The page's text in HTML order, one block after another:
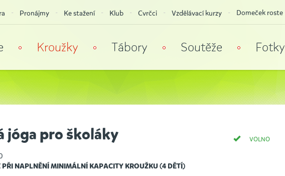
Kroužky Tábory Soutěže Fotky
Pronájmy Ke stažení Klub Cvrčci Vzdělávací kurzy Domeček roste
VOLNO
jóga pro školáky
PŘI NAPLNĚNÍ MINIMÁLNÍ KAPACITY KROUŽKU (4 DĚTÍ)